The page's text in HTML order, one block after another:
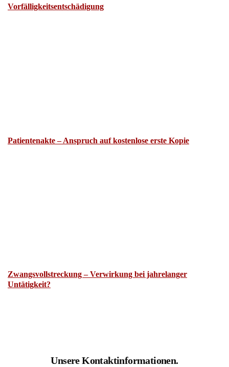
Vorfälligkeitsentschädigung
Patientenakte – Anspruch auf kostenlose erste Kopie
Zwangsvollstreckung – Verwirkung bei jahrelanger
Untätigkeit?
Unsere Kontaktinformationen.